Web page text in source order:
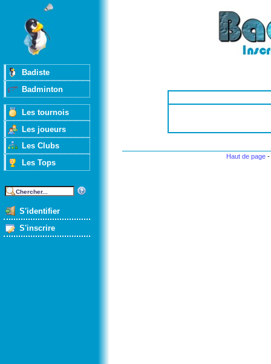
Badiste
Badminton
Les tournois
Les joueurs
Les Clubs
Les Tops
S'identifier
S'inscrire
Haut de page